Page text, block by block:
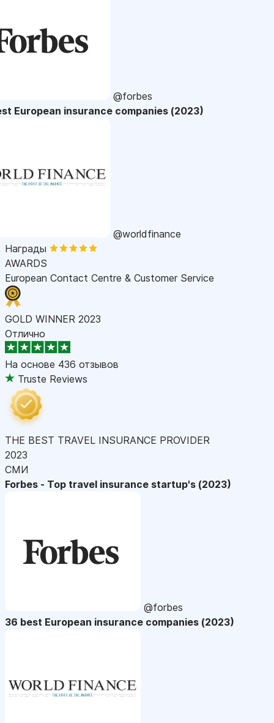
@forbes
European insurance companies (2023)
@worldfinance
Награды
AWARDS
European Contact Centre & Customer Service
GOLD WINNER 2023
Отлично
На основе 436 отзывов
Truste Reviews
THE BEST TRAVEL INSURANCE PROVIDER
2023
СМИ
Forbes - Top travel insurance startup's (2023)
@forbes
36 best European insurance companies (2023)